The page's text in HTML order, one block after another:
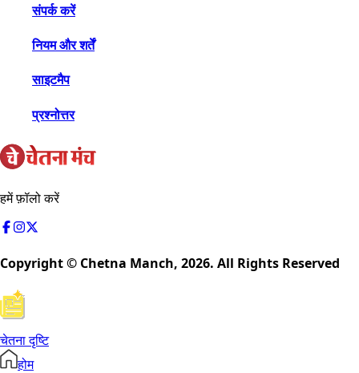
संपर्क करें
नियम और शर्तें
साइटमैप
प्रश्नोत्तर
हमें फ़ॉलो करें
Copyright © Chetna Manch, 2026. All Rights Reserved
चेतना दृष्टि
होम